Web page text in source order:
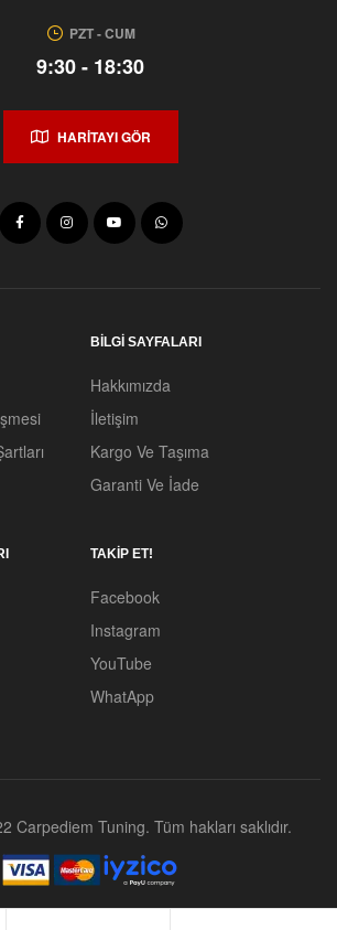
PZT - CUM
9:30 - 18:30
HARİTAYI GÖR
BILGI SAYFALARI
Hakkımızda
İletişim
Kargo Ve Taşıma
Garanti Ve İade
TAKİP ET!
Facebook
Instagram
YouTube
WhatApp
Carpediem Tuning. Tüm hakları saklıdır.